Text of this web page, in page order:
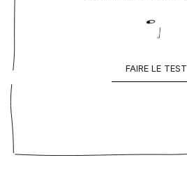
FAIRE LE TEST